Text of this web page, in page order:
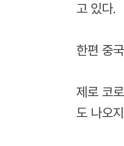
고 있다.
한편 중
제로 코
도 나오